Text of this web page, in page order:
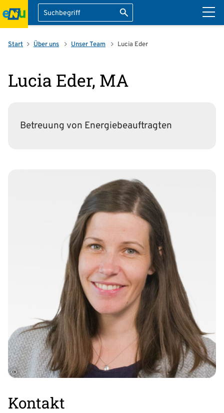
Suche Suche starten
überspringen
Start Über uns Unser Team Lucia Eder
Lucia Eder, MA
Betreuung von Energiebeauftragten
©
Kontakt